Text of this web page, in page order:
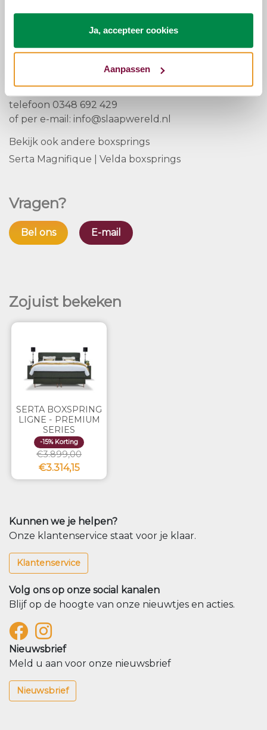
Ja, accepteer cookies
Aanpassen
klantenservice en vraag naar de mogelijkheden.
Neem contact op met onze klantenservice. We zijn
bereikbaar van maandag tot en met zaterdag via
telefoon 0348 692 429
of per e-mail: info@slaapwereld.nl
Bekijk ook andere boxsprings
Serta Magnifique
Velda boxsprings
Vragen?
Bel ons E-mail
Zojuist bekeken
SERTA BOXSPRING
LIGNE - PREMIUM
SERIES
-15% Korting
€3.899,00
€3.314,15
Kunnen we je helpen?
Onze klantenservice staat voor je klaar.
Klantenservice
Volg ons op onze social kanalen
Blijf op de hoogte van onze nieuwtjes en acties.
Nieuwsbrief
Meld u aan voor onze nieuwsbrief
Nieuwsbrief